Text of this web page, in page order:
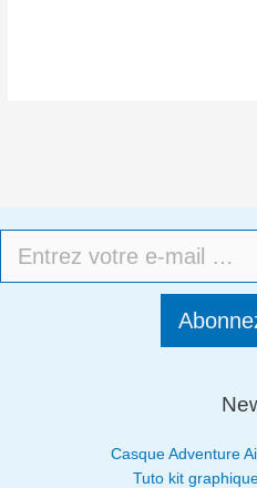
Casque Adventure
Tuto kit